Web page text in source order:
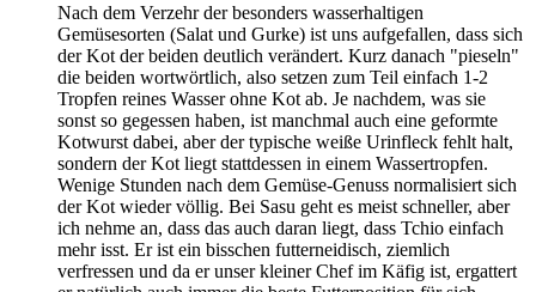
Nach dem Verzehr der besonders wasserhaltigen
Gemüsesorten (Salat und Gurke) ist uns aufgefallen, dass sich
der Kot der beiden deutlich verändert. Kurz danach "pieseln"
die beiden wortwörtlich, also setzen zum Teil einfach 1-2
Tropfen reines Wasser ohne Kot ab. Je nachdem, was sie
sonst so gegessen haben, ist manchmal auch eine geformte
Kotwurst dabei, aber der typische weiße Urinfleck fehlt halt,
sondern der Kot liegt stattdessen in einem Wassertropfen.
Wenige Stunden nach dem Gemüse-Genuss normalisiert sich
der Kot wieder völlig. Bei Sasu geht es meist schneller, aber
ich nehme an, dass das auch daran liegt, dass Tchio einfach
mehr isst. Er ist ein bisschen futterneidisch, ziemlich
verfressen und da er unser kleiner Chef im Käfig ist, ergattert